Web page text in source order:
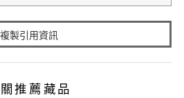
複製引用資訊
推薦藏品